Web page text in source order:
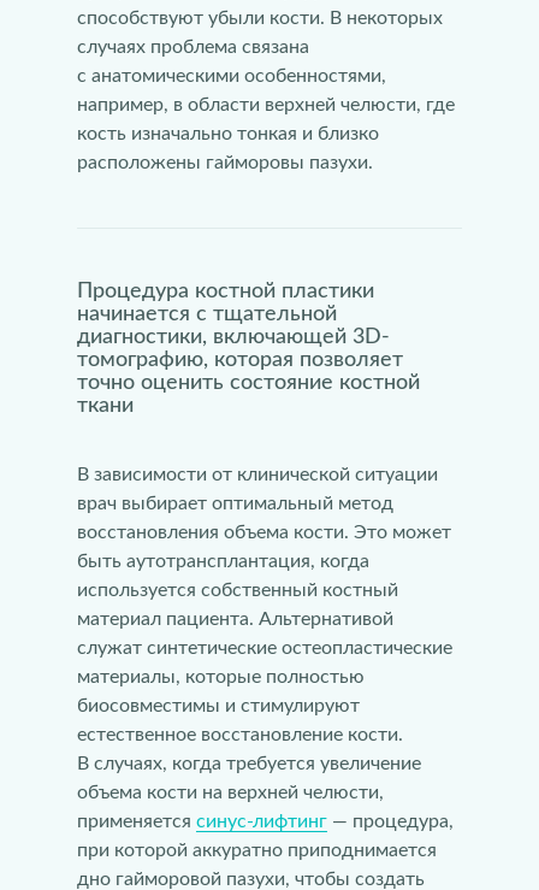
способствуют убыли кости. В некоторых
случаях проблема связана
с анатомическими особенностями,
например, в области верхней челюсти, где
кость изначально тонкая и близко
расположены гайморовы пазухи.
Процедура костной пластики
начинается с тщательной
диагностики, включающей 3D-
томографию, которая позволяет
точно оценить состояние костной
ткани
В зависимости от клинической ситуации
врач выбирает оптимальный метод
восстановления объема кости. Это может
быть аутотрансплантация, когда
используется собственный костный
материал пациента. Альтернативой
служат синтетические остеопластические
материалы, которые полностью
биосовместимы и стимулируют
естественное восстановление кости.
В случаях, когда требуется увеличение
объема кости на верхней челюсти,
применяется синус-лифтинг — процедура,
при которой аккуратно приподнимается
дно гайморовой пазухи, чтобы создать